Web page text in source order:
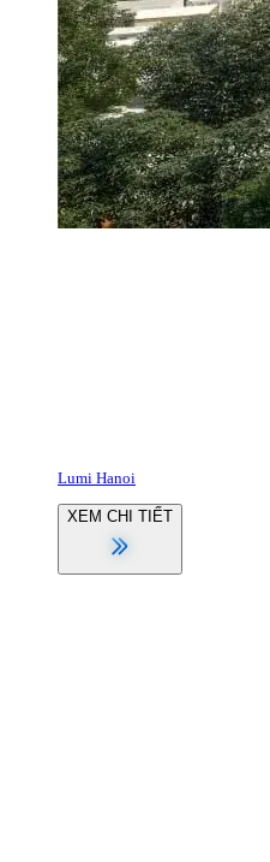
Lumi Hanoi
XEM CHI TIẾT